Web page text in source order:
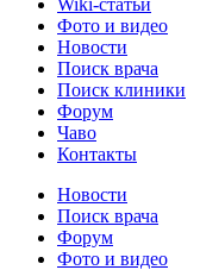
Wiki-статьи
Фото и видео
Новости
Поиск врача
Поиск клиники
Форум
Чаво
Контакты
Новости
Поиск врача
Форум
Фото и видео